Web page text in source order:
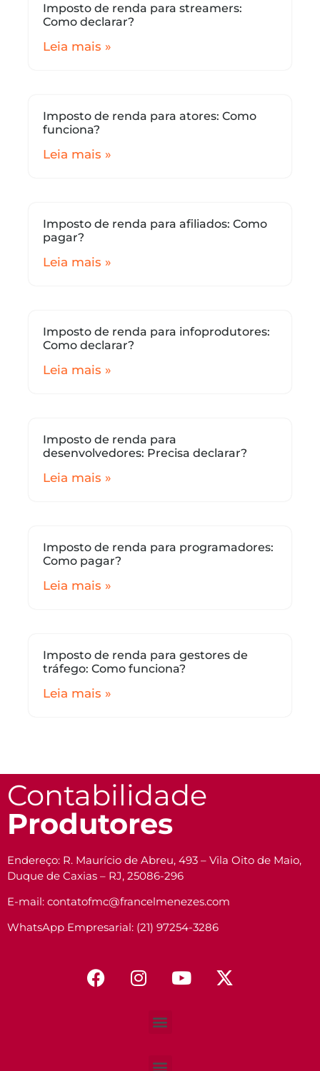
Imposto de renda para streamers:
Como declarar?
Leia mais »
Imposto de renda para atores: Como
funciona?
Leia mais »
Imposto de renda para afiliados: Como
pagar?
Leia mais »
Imposto de renda para infoprodutores:
Como declarar?
Leia mais »
Imposto de renda para
desenvolvedores: Precisa declarar?
Leia mais »
Imposto de renda para programadores:
Como pagar?
Leia mais »
Imposto de renda para gestores de
tráfego: Como funciona?
Leia mais »
Contabilidade
Produtores
Endereço: R. Maurício de Abreu, 493 – Vila Oito de Maio,
Duque de Caxias – RJ, 25086-296
E-mail: contatofmc@francelmenezes.com
WhatsApp Empresarial: (21) 97254-3286